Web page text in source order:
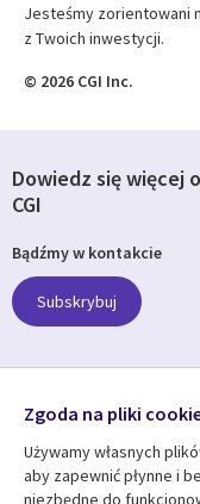
Jesteśmy zorientowani
z Twoich inwestycji.
© 2026 CGI Inc.
Dowiedz się więcej o
CGI
Bądźmy w kontakcie
Subskrybuj
Social
Media
SECTIONS
Zgoda na pliki
Używamy własnych
aby zapewnić płynne i
niezbędne do